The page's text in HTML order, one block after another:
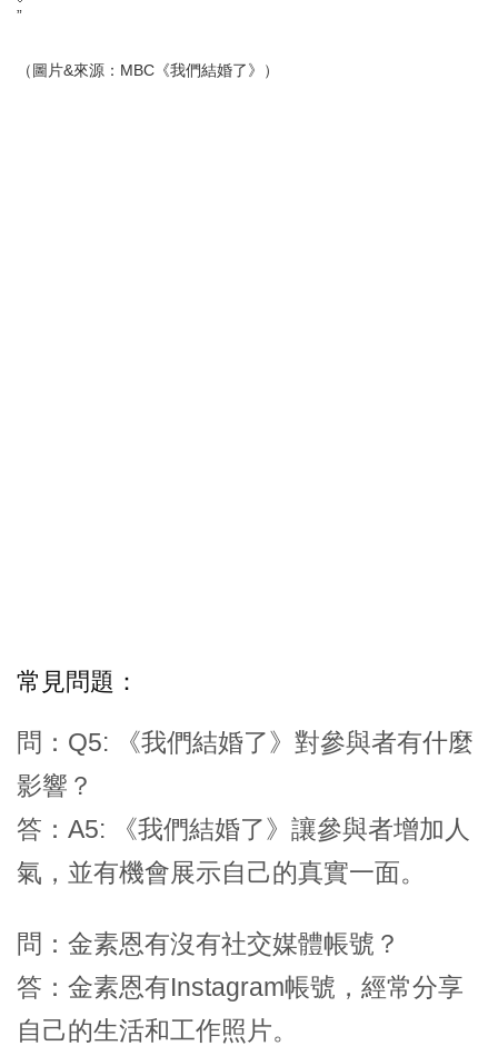
”
（圖片&來源：MBC《我們結婚了》）
常見問題：
問：Q5: 《我們結婚了》對參與者有什麼
影響？
答：A5: 《我們結婚了》讓參與者增加人
氣，並有機會展示自己的真實一面。
問：金素恩有沒有社交媒體帳號？
答：金素恩有Instagram帳號，經常分享
自己的生活和工作照片。